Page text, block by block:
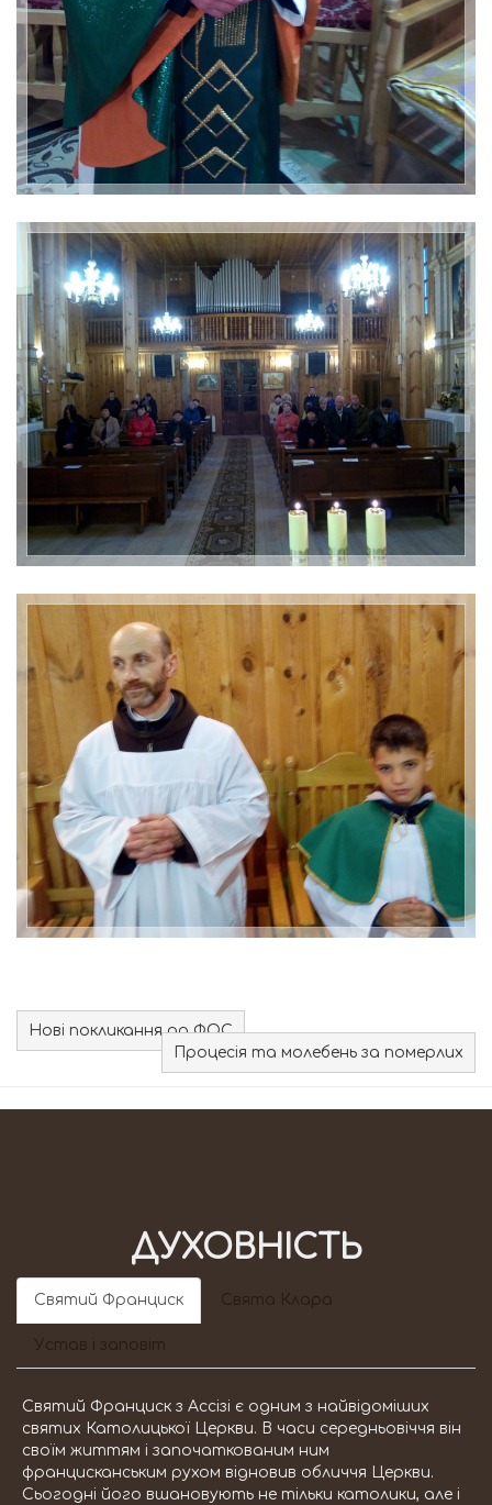
Нові покликання до ФОС
Процесія та молебень за померлих
ДУХОВНІСТЬ
Святий Франциск Свята Клара
Устав і заповіт
Святий Франциск з Ассізі є одним з найвідоміших
святих Католицької Церкви. В часи середньовіччя він
своїм життям і започаткованим ним
францисканським рухом відновив обличчя Церкви.
Сьогодні його вшановують не тільки католики, але і